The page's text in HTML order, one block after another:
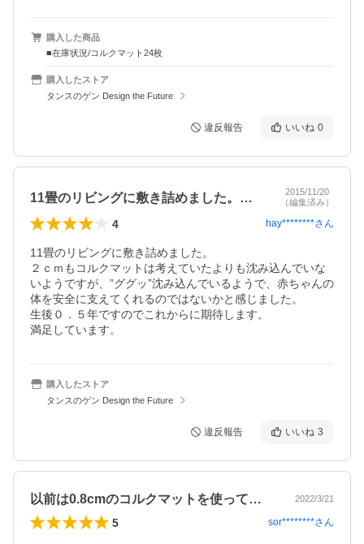
購入した商品
■在庫状況/コルクマット24枚
購入したストア
タンスのゲン Design the Future
違反報告 いいね 0
11畳のリビングに敷き詰めました。２ｃ…
2015/11/20
（編集済み）
4 hay********さん
11畳のリビングに敷き詰めました。
２ｃｍもコルクマットは考えていたよりも沈み込んでいな
いようですが、”ググッ”沈み込んでいるようで、赤ちゃんの
体を安全に支えてくれるのではないかと感じました。
生後０．５年ですのでこれからに期待します。
満足しています。
購入したストア
タンスのゲン Design the Future
違反報告 いいね 3
以前は0.8cmのコルクマットを使って… 2022/3/21
5 sor********さん